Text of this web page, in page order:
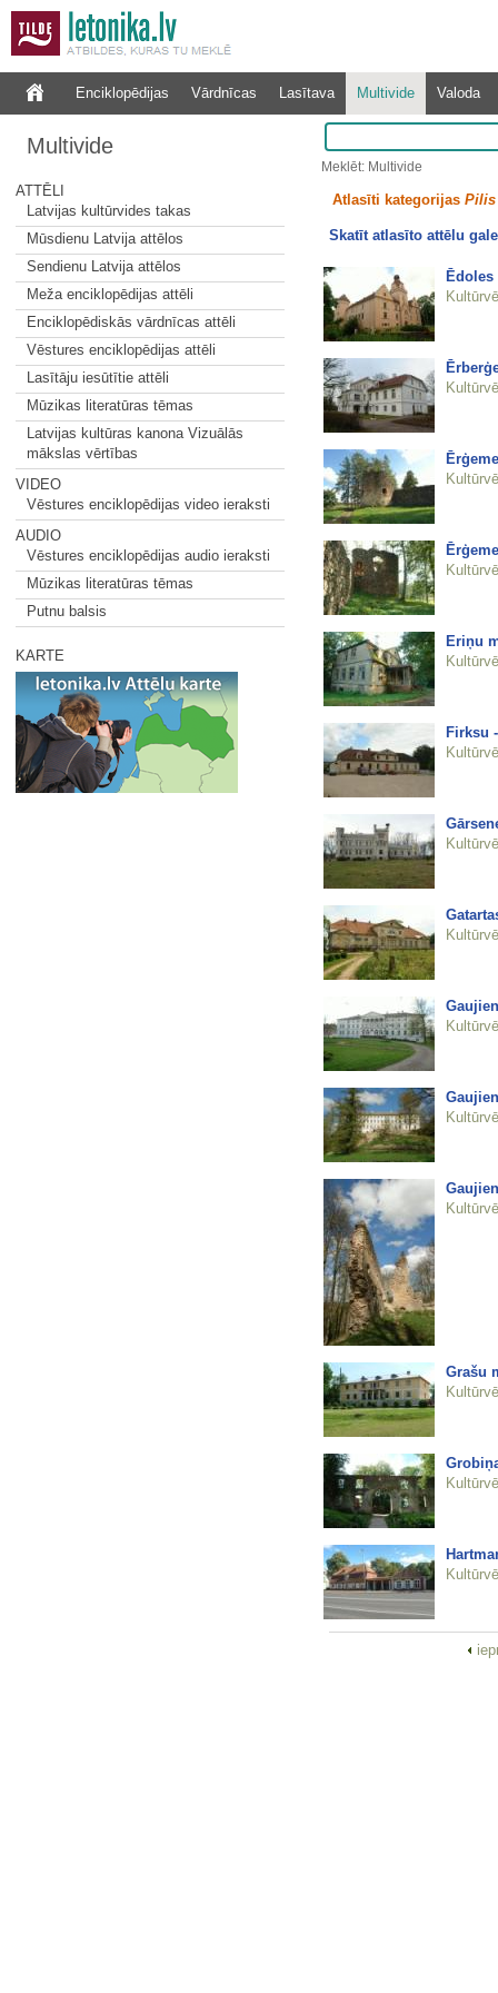
Enciklopēdijas Vārdnīcas Lasītava Multivide Valoda
Multivide
ATTĒLI
Latvijas kultūrvides takas
Mūsdienu Latvija attēlos
Sendienu Latvija attēlos
Meža enciklopēdijas attēli
Enciklopēdiskās vārdnīcas attēli
Vēstures enciklopēdijas attēli
Lasītāju iesūtītie attēli
Mūzikas literatūras tēmas
Latvijas kultūras kanona Vizuālās
mākslas vērtības
VIDEO
Vēstures enciklopēdijas video ieraksti
AUDIO
Vēstures enciklopēdijas audio ieraksti
Mūzikas literatūras tēmas
Putnu balsis
KARTE
Meklēt: Multivide
Atlasīti kategorijas Pilis
Skatīt atlasīto attēlu
Eriņu
Firksu
Grašu